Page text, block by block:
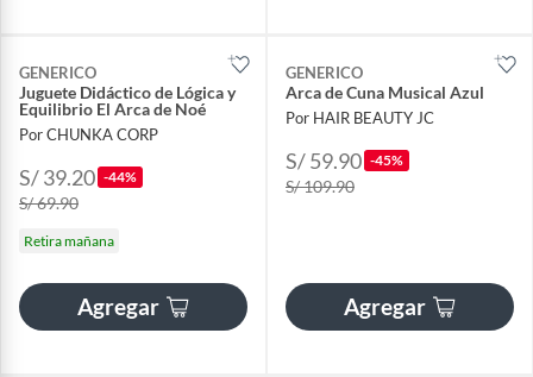
GENERICO
Juguete Didáctico de Lógica y
Equilibrio El Arca de Noé
Por CHUNKA CORP
S/ 39.20 -44%
S/ 69.90
Retira mañana
Agregar
GENERICO
Arca de Cuna Musical Azul
Por HAIR BEAUTY JC
S/ 59.90 -45%
S/ 109.90
Agregar